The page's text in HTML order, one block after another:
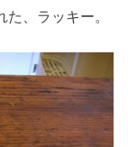
、ラッキー。